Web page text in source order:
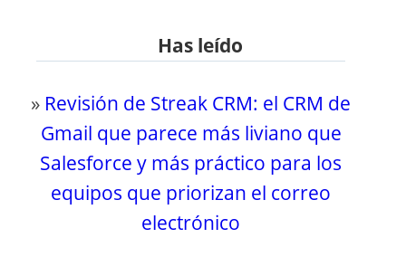
Has leído
» Revisión de Streak CRM: el CRM de
Gmail que parece más liviano que
Salesforce y más práctico para los
equipos que priorizan el correo
electrónico